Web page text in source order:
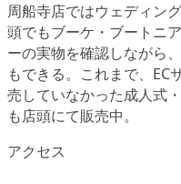
周船寺店ではウェディン
頭でもブーケ・ブートニ
ーの実物を確認しながら
もできる。これまで、
売していなかった成人式
も店頭にて販売中。
アクセス